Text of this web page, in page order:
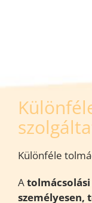
Különféle
A
személyesen,